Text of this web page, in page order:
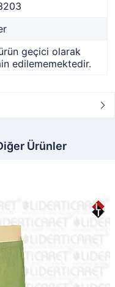
geçici olarak
edilememektedir.
Ürünler